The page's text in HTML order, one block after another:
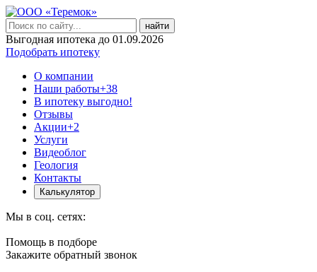
найти
Выгодная ипотека до 01.09.2026
Подобрать ипотеку
О компании
Наши работы+38
В ипотеку выгодно!
Отзывы
Акции+2
Услуги
Видеоблог
Геология
Контакты
Калькулятор
Мы в соц. сетях:
Помощь в подборе
Закажите обратный звонок